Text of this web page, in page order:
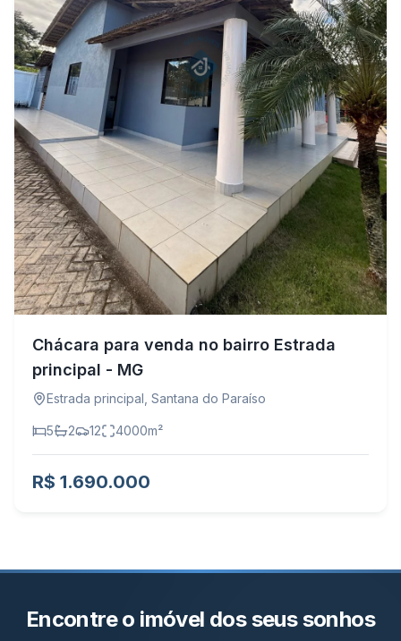
Chácara para venda no bairro Estrada
principal - MG
Estrada principal Santana do Paraíso
5 2 12 4000m²
R$ 1.690.000
Encontre o imóvel dos seus sonhos